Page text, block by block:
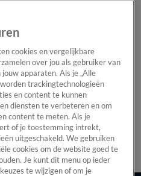
Het beste van Hart
Tip de
Tip de redactiePanelVideo's
cookies en vergelijkbare
over jou als gebruiker van
apparaten. Als je „Alle
trackingtechnologieën
en content te kunnen
diensten te verbeteren en om
content te meten. Als je
of je toestemming intrekt,
uitgeschakeld. We gebruiken
cookies om de website goed te
Je kunt dit menu op ieder
te wijzigen of om je